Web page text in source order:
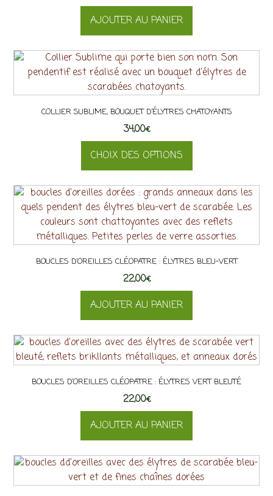
produit
Les
options
peuvent
être
choisies
sur
la
page
du
produit
AJOUTER AU PANIER
COLLIER SUBLIME, BOUQUET D’ÉLYTRES CHATOYANTS
34,00€
CHOIX DES OPTIONS
produit
a
plusieurs
variations.
options
peuvent
être
choisies
sur
la
page
du
produit
BOUCLES D’OREILLES CLÉOPATRE : ÉLYTRES BLEU-VERT
22,00€
AJOUTER AU PANIER
BOUCLES D’OREILLES CLÉOPATRE : ÉLYTRES VERT BLEUTÉ
22,00€
AJOUTER AU PANIER